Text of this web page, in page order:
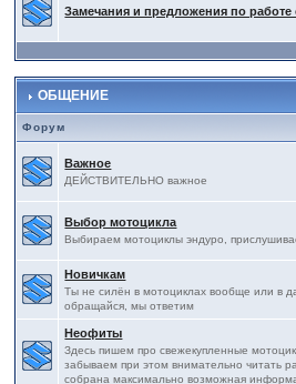
Замечания и предложения по работе
ОБЩЕНИЕ
Форум
Важное
ДЕЙСТВИТЕЛЬНО важное
Выбор мотоцикла
Выбираем мотоциклы эндуро,
Новичкам
Ты не силён в мотоциклах вообще или в
обращайся, мы ответим
Неофиты
Здесь пишем про свежекупленные
забываем при этом внимательно читать
собрана максимально возможная